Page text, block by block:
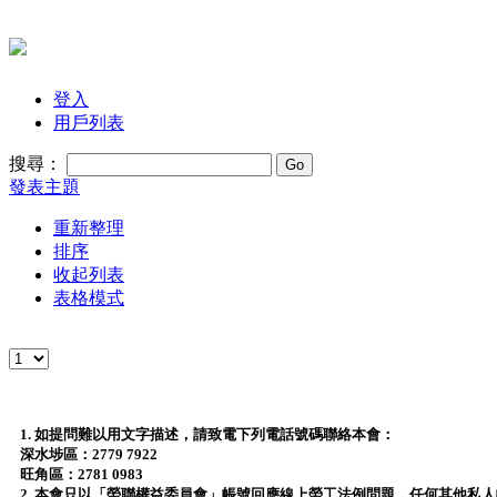
登入
用戶列表
搜尋：
發表主題
重新整理
排序
收起列表
表格模式
1. 如提問難以用文字描述，請致電下列電話號碼聯絡本會：
深水埗區：2779 7922
旺角區：2781 0983